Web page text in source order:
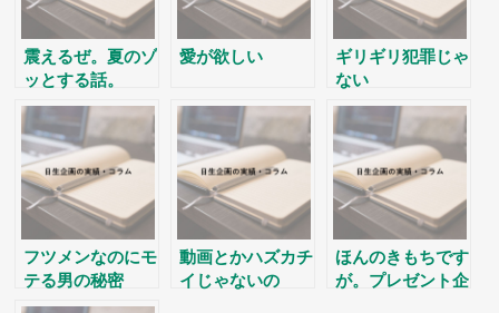
震えるぜ。夏のゾ
ッとする話。
愛が欲しい
ギリギリ犯罪じゃ
ない
フツメンなのにモ
テる男の秘密
動画とかハズカチ
イじゃないの
ほんのきもちです
が。プレゼント企